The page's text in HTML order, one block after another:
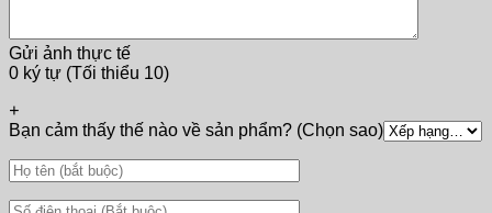
Gửi ảnh thực tế
0 ký tự (Tối thiểu 10)
+
Bạn cảm thấy thế nào về sản phẩm? (Chọn sao)